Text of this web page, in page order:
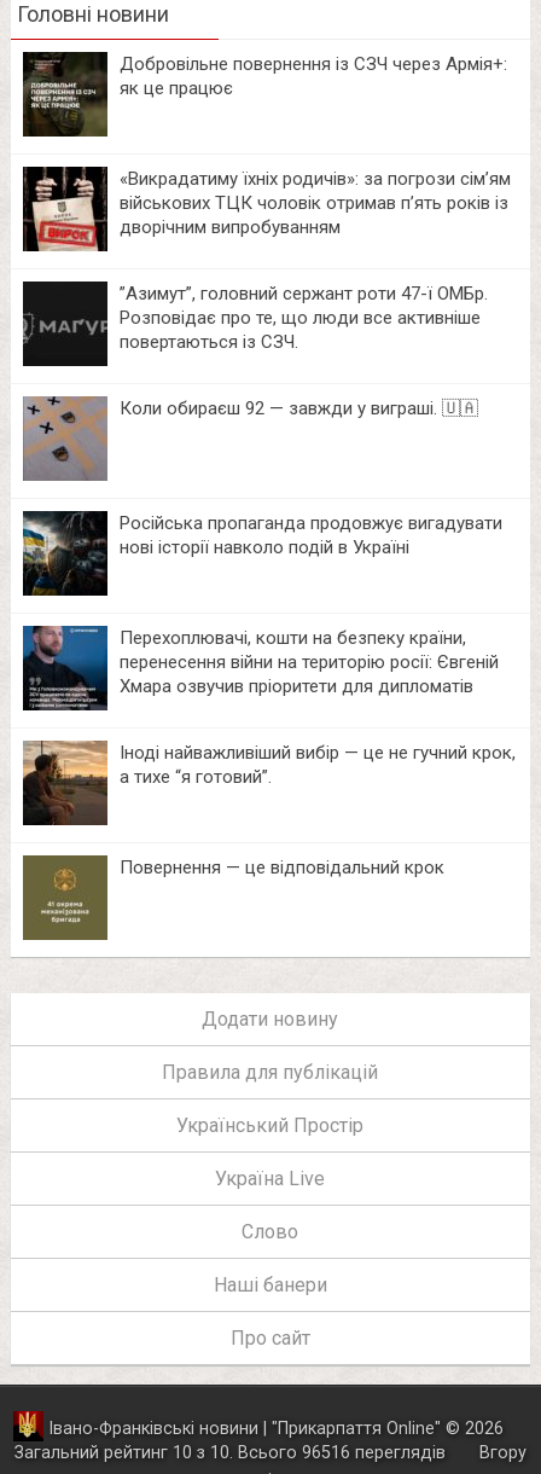
Головні новини
Добровільне повернення із СЗЧ через Армія+:
як це працює
«Викрадатиму їхніх родичів»: за погрози сім’ям
військових ТЦК чоловік отримав п’ять років із
дворічним випробуванням
⁨”Азимут”, головний сержант роти 47-ї ОМБр.
Розповідає про те, що люди все активніше
повертаються із СЗЧ.
Коли обираєш 92 — завжди у виграші. 🇺🇦
Російська пропаганда продовжує вигадувати
нові історії навколо подій в Україні
Перехоплювачі, кошти на безпеку країни,
перенесення війни на територію росії: Євгеній
Хмара озвучив пріоритети для дипломатів
Іноді найважливіший вибір — це не гучний крок,
а тихе “я готовий”.
Повернення — це відповідальний крок
Додати новину
Правила для публікацій
Український Простір
Україна Live
Слово
Наші банери
Про сайт
Івано-Франківські новини | "Прикарпаття Online" © 2026
Загальний рейтинг 10 з 10. Всього 96516 переглядів
Вгору